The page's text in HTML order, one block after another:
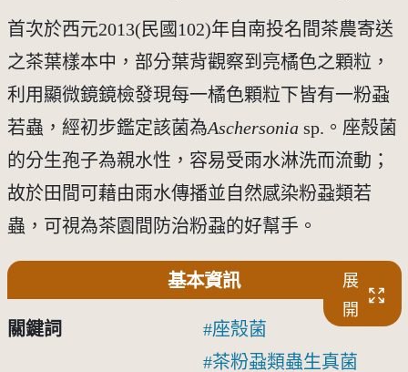
首次於西元2013(民國102)年自南投名間茶農寄送
之茶葉樣本中，部分葉背觀察到亮橘色之顆粒，
利用顯微鏡鏡檢發現每一橘色顆粒下皆有一粉蝨
若蟲，經初步鑑定該菌為Aschersonia sp.。座殼菌
的分生孢子為親水性，容易受雨水淋洗而流動；
故於田間可藉由雨水傳播並自然感染粉蝨類若
蟲，可視為茶園間防治粉蝨的好幫手。
基本資訊
展
開
關鍵詞
座殼菌
茶粉蝨類蟲生真菌